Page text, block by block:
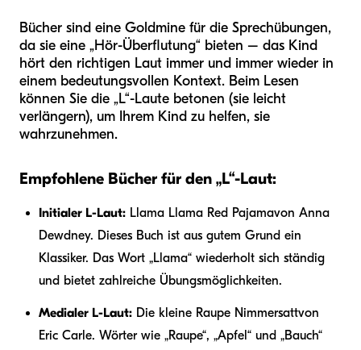
Bücher sind eine Goldmine für die Sprechübungen,
da sie eine „Hör-Überflutung“ bieten – das Kind
hört den richtigen Laut immer und immer wieder in
einem bedeutungsvollen Kontext. Beim Lesen
können Sie die „L“-Laute betonen (sie leicht
verlängern), um Ihrem Kind zu helfen, sie
wahrzunehmen.
Empfohlene Bücher für den „L“-Laut:
Initialer L-Laut: Llama Llama Red Pajamavon Anna
Dewdney. Dieses Buch ist aus gutem Grund ein
Klassiker. Das Wort „Llama“ wiederholt sich ständig
und bietet zahlreiche Übungsmöglichkeiten.
Medialer L-Laut: Die kleine Raupe Nimmersattvon
Eric Carle. Wörter wie „Raupe“, „Apfel“ und „Bauch“